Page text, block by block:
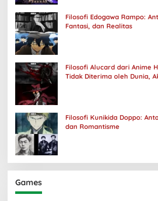
Filosofi Edogawa Rampo:
Fantasi, dan Realitas
Filosofi Alucard dari Anime
Tidak Diterima oleh Dunia,
Filosofi Kunikida Doppo:
dan Romantisme
Games